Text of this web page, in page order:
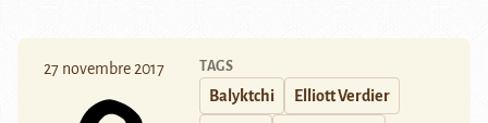
27 novembre 2017 TAGS
Balyktchi Elliott Verdier